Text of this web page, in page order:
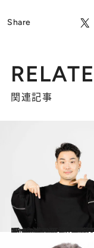
Share
関連記事
2021.3.24
あらゆる不調の原因！呼吸が 浅い人が意識したい3つのこと
ビューティ＆ヘル